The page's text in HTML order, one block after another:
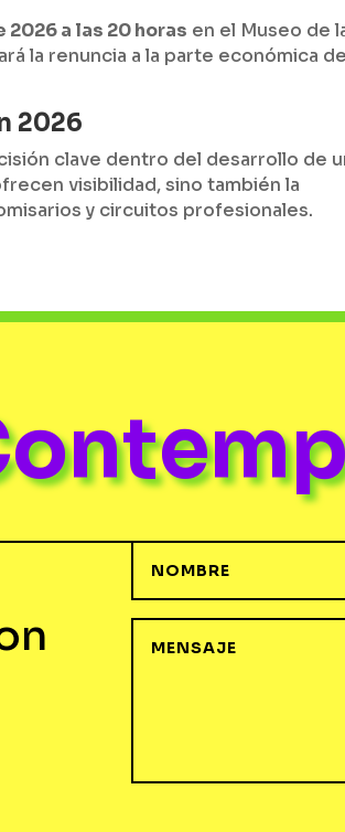
2026 a las 20 horas en el Museo de
la renuncia a la parte económica
2026
clave dentro del desarrollo de
visibilidad, sino también la
y circuitos profesionales.